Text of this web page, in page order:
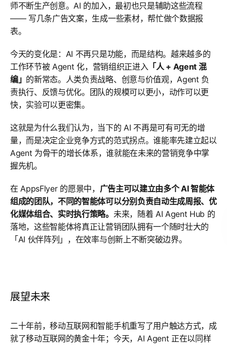
师不断生产创意。AI 的加入，最初也只是辅助这些流程
—— 写几条广告文案，生成一些素材，帮忙做个数据报
表。
今天的变化是：AI 不再只是功能，而是结构。越来越多的
工作环节被 Agent 化，营销组织正进入「人 + Agent 混
编」 的新常态。人类负责战略、创意与价值观，Agent 负
责执行、反馈与优化。团队的规模可以更小，动作可以更
快，实验可以更密集。
这就是为什么我们认为，当下的 AI 不再是可有可无的增
量，而是决定企业竞争方式的范式拐点。谁能率先建立起以
Agent 为骨干的增长体系，谁就能在未来的营销竞争中掌
握先机。
在 AppsFlyer 的愿景中， 广告主可以建立由多个 AI 智能体
组成的团队，不同的智能体可以分别负责自动生成周报、优
化媒体组合、实时执行策略。 未来，随着 AI Agent Hub 的
落地，这些智能体将真正让营销团队拥有一个随时壮大的
「AI 伙伴阵列」，在效率与创新上不断突破边界。
展望未来
二十年前，移动互联网和智能手机重写了用户触达方式，成
就了移动互联网的黄金十年；今天，AI Agent 正在以同样